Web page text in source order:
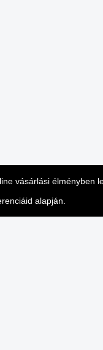
vásárlási élményben
alapján.